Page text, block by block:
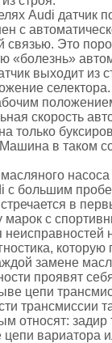
Audi датчик
с
связью. Это
«болезнь»
выходит из
скорость
только
в таком
насоса
с большим
в
марок с
которую
замене
проявят
цепи
трансмиссии
относят: задир
цепи вариатора